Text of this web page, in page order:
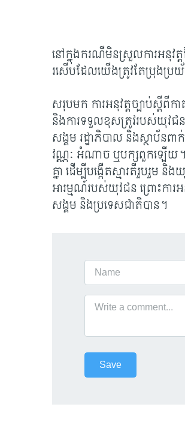
នៅក្នុងករណីមិនស្រួលការអនុវ
រសើបដែលយើងត្រូវតែប្រុងប្រយ័
សរុបមក ការអនុវត្តច្បាប់ស្តីពីក
និងការទទួលខុសត្រូវរបស់យុវជន
សង្គម រដ្ឋាភិបាល និងស្ថាប័នព
វណ្ណៈ អំណាច ឬបក្សពួកឡើយ។
គ្នា ដើម្បីបង្កើតស្មារតីរួបរួ
អារម្មណ៍របស់យុវជន ព្រោះកា
សង្គម និងប្រទេសជាតិបាន។